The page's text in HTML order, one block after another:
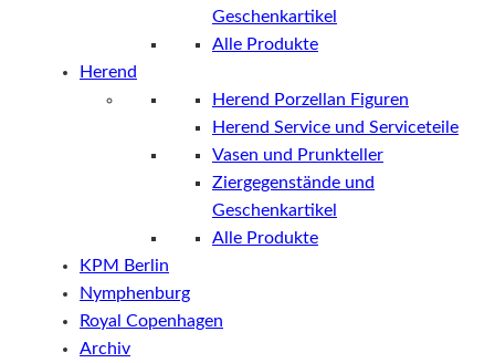
Geschenkartikel
Alle Produkte
Herend
Herend Porzellan Figuren
Herend Service und Serviceteile
Vasen und Prunkteller
Ziergegenstände und
Geschenkartikel
Alle Produkte
KPM Berlin
Nymphenburg
Royal Copenhagen
Archiv